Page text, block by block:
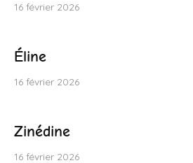
16 février 2026
Éline
16 février 2026
Zinédine
16 février 2026